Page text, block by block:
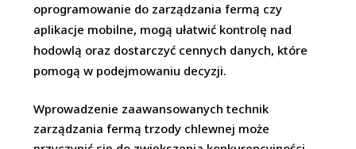
oprogramowanie do zarządzania fermą czy
aplikacje mobilne, mogą ułatwić kontrolę nad
hodowlą oraz dostarczyć cennych danych, które
pomogą w podejmowaniu decyzji.
Wprowadzenie zaawansowanych technik
zarządzania fermą trzody chlewnej może